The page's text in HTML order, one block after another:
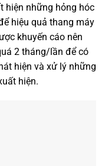
hiện những hỏng hóc
hiệu quả thang máy
khuyến cáo nên
2 tháng/lần để có
hiện và xử lý những
hiện.